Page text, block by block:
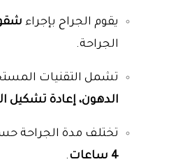
يقوم الجراح بإجراء
الجراحة.
تشمل التقنيات
الدهون، إعادة تشكيل
تختلف مدة الجراحة
4 ساعات
.